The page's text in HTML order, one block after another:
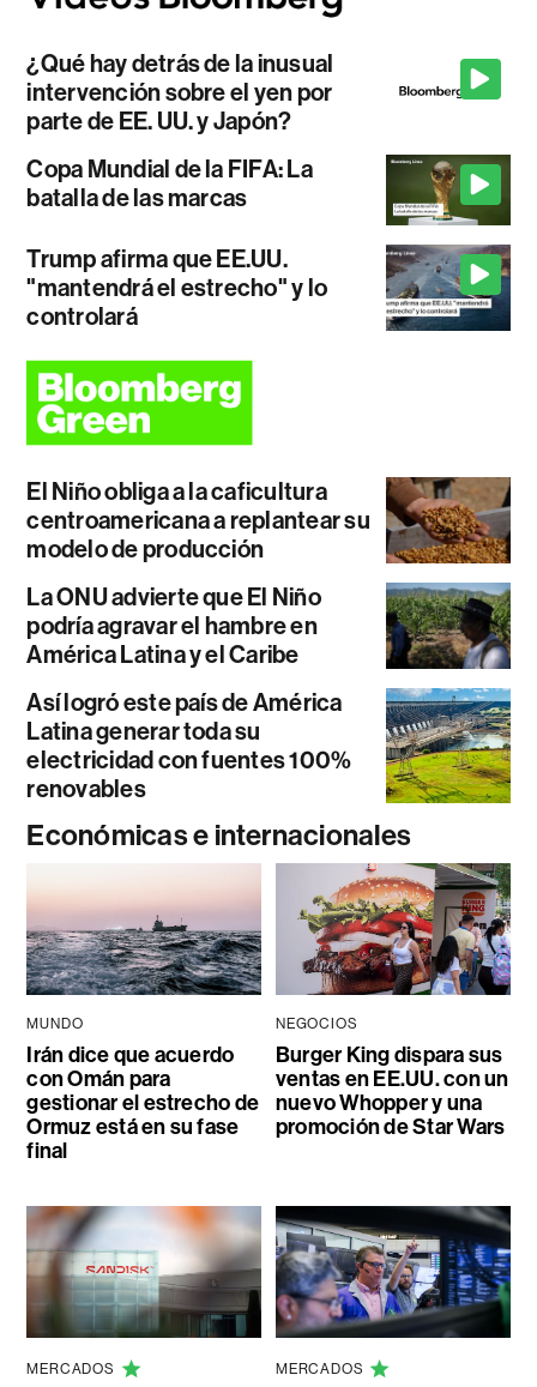
¿Qué hay detrás de la inusual
intervención sobre el yen por
parte de EE. UU. y Japón?
Copa Mundial de la FIFA: La
batalla de las marcas
Trump afirma que EE.UU.
"mantendrá el estrecho" y lo
controlará
El Niño obliga a la caficultura
centroamericana a replantear su
modelo de producción
La ONU advierte que El Niño
podría agravar el hambre en
América Latina y el Caribe
Así logró este país de América
Latina generar toda su
electricidad con fuentes 100%
renovables
Económicas e internacionales
MUNDO
Irán dice que acuerdo
con Omán para
gestionar el estrecho de
Ormuz está en su fase
final
NEGOCIOS
Burger King dispara sus
ventas en EE.UU. con un
nuevo Whopper y una
promoción de Star Wars
MERCADOS MERCADOS